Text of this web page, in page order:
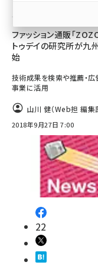
ファッション通販「
トゥデイの研究所が九
始
技術成果を検索や推薦・広
事業に活用
山川 健（Web担 編集
2018年9月27日 7:00
22